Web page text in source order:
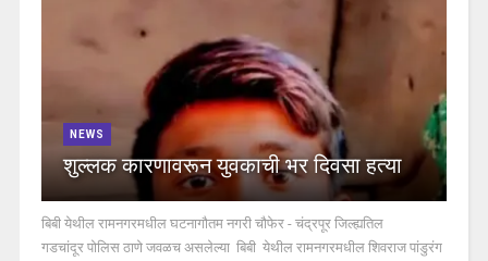
NEWS
शुल्लक कारणावरून युवकाची भर दिवसा हत्या
बिबी येथील रामनगरमधील घटनागौतम नगरी चौफेर - चंद्रपूर जिल्ह्यतिल
गडचांदूर पोलिस ठाणे जवळच असलेल्या बिबी येथील रामनगरमधील शिवराज पांडुरंग